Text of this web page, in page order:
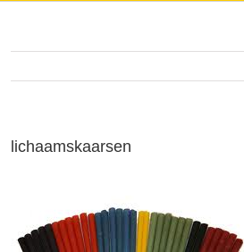
lichaamskaarsen